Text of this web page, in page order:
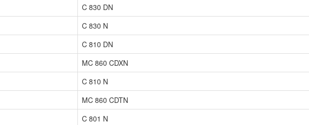
C 830 DN
C 830 N
C 810 DN
MC 860 CDXN
C 810 N
MC 860 CDTN
C 801 N